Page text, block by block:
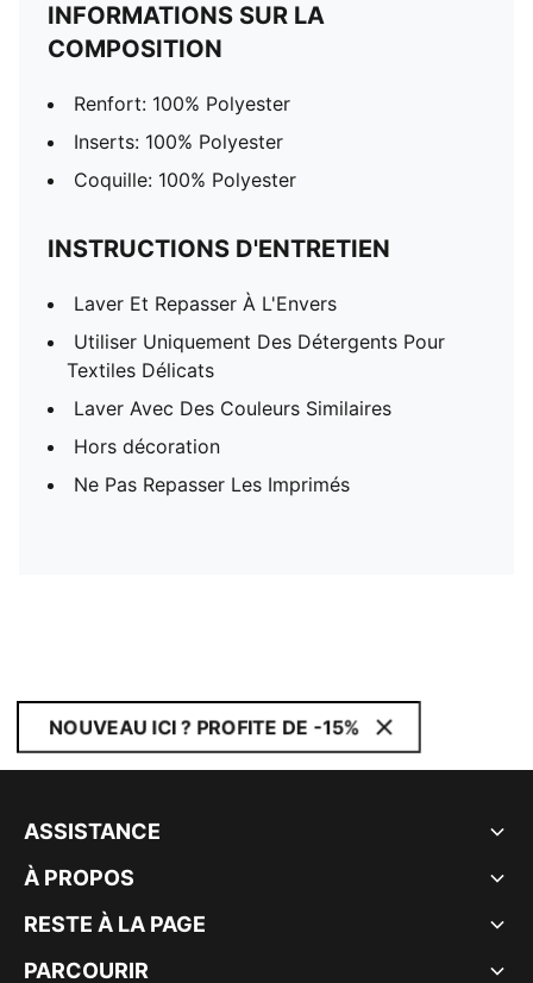
INFORMATIONS SUR LA
COMPOSITION
Renfort: 100% Polyester
Inserts: 100% Polyester
Coquille: 100% Polyester
INSTRUCTIONS D'ENTRETIEN
Laver Et Repasser À L'Envers
Utiliser Uniquement Des Détergents Pour
Textiles Délicats
Laver Avec Des Couleurs Similaires
Hors décoration
Ne Pas Repasser Les Imprimés
NOUVEAU ICI ? PROFITE DE -15%
ASSISTANCE
À PROPOS
RESTE À LA PAGE
PARCOURIR